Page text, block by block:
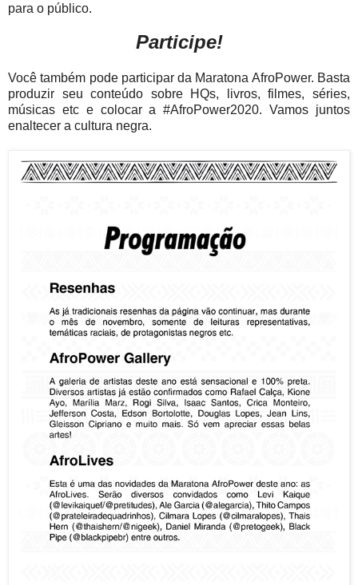
para o público.
Participe!
Você também pode participar da Maratona AfroPower. Basta
produzir seu conteúdo sobre HQs, livros, filmes, séries,
músicas etc e colocar a #AfroPower2020. Vamos juntos
enaltecer a cultura negra.